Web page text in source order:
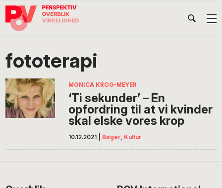
Gå
direkte
navigation
Skip
indhold
Gå
direkte
POV
International
fototerapi
MONICA KROG-MEYER
‘Ti sekunder’ – En
opfordring til at vi kvinder
skal elske vores krop
10.12.2021 Bøger, Kultur